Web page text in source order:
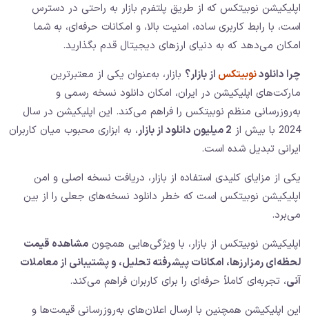
اپلیکیشن نوبیتکس که از طریق پلتفرم بازار به راحتی در دسترس
است، با رابط کاربری ساده، امنیت بالا، و امکانات حرفه‌ای، به شما
امکان می‌دهد که به دنیای ارزهای دیجیتال قدم بگذارید.
چرا دانلودنوبیتکس از بازار؟ بازار، به‌عنوان یکی از معتبرترین
مارکت‌های اپلیکیشن در ایران، امکان دانلود نسخه رسمی و
به‌روزرسانی منظم نوبیتکس را فراهم می‌کند. این اپلیکیشن در سال
2024 با بیش از
2میلیون دانلود از بازار، به ابزاری محبوب میان کاربران
ایرانی تبدیل شده است.
یکی از مزایای کلیدی استفاده از بازار، دریافت نسخه اصلی و امن
اپلیکیشن نوبیتکس است که خطر دانلود نسخه‌های جعلی را از بین
می‌برد.
اپلیکیشن نوبیتکس از بازار، با ویژگی‌هایی همچون مشاهده قیمت
لحظه‌ای رمزارزها، امکانات پیشرفته تحلیل، و پشتیبانی از معاملات
آنی، تجربه‌ای کاملاً حرفه‌ای را برای کاربران فراهم می‌کند.
این اپلیکیشن همچنین با ارسال اعلان‌های به‌روزرسانی قیمت‌ها و